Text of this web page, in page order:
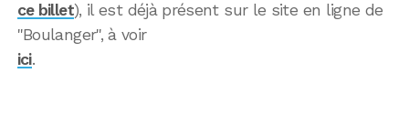
ce billet), il est déjà présent sur le site en ligne de
"Boulanger", à voir
ici.